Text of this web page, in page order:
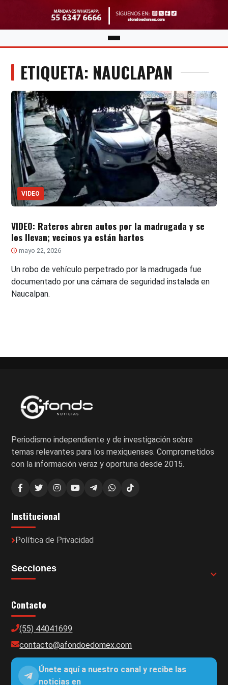
ETIQUETA: NAUCLAPAN
VIDEO
VIDEO: Rateros abren autos por la madrugada y se
los llevan; vecinos ya están hartos
mayo 22, 2026
Un robo de vehículo perpetrado por la madrugada fue
documentado por una cámara de seguridad instalada en
Naucalpan.
Periodismo independiente y de investigación sobre
temas relevantes para los mexiquenses. Comprometidos
con la información veraz y oportuna desde 2015.
Institucional
Política de Privacidad
Secciones
Contacto
(55) 44041699
contacto@afondoedomex.com
Únete aquí a nuestro canal y recibe las
noticias en